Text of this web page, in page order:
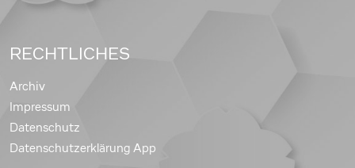
RECHTLICHES
Archiv
Impressum
Datenschutz
Datenschutzerklärung App